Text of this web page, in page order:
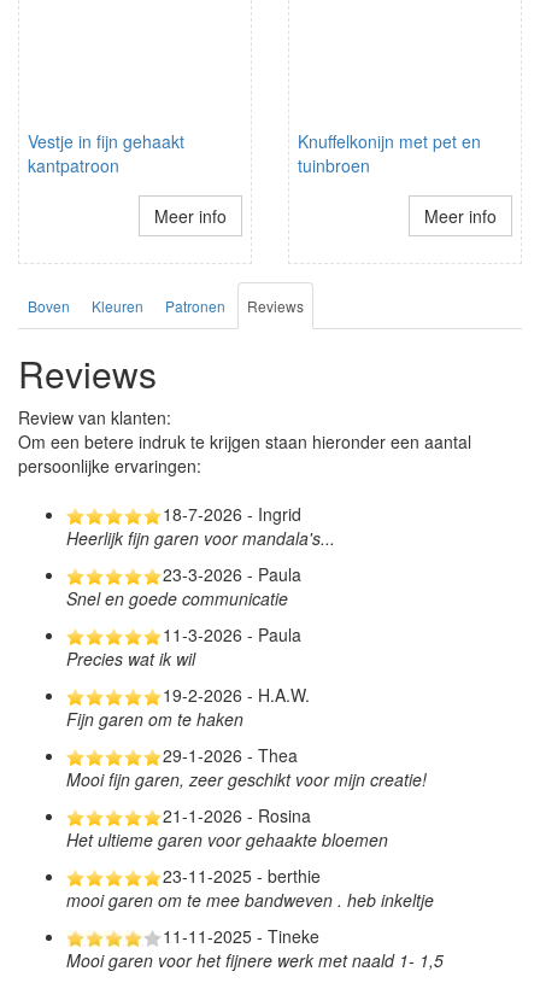
Vestje in fijn gehaakt
kantpatroon
Meer info
Knuffelkonijn met pet en
tuinbroen
Meer info
Boven Kleuren Patronen Reviews
Reviews
Review van klanten:
Om een betere indruk te krijgen staan hieronder een aantal
persoonlijke ervaringen:
18-7-2026 - Ingrid
Heerlijk fijn garen voor mandala's...
23-3-2026 - Paula
Snel en goede communicatie
11-3-2026 - Paula
Precies wat ik wil
19-2-2026 - H.A.W.
Fijn garen om te haken
29-1-2026 - Thea
Mooi fijn garen, zeer geschikt voor mijn creatie!
21-1-2026 - Rosina
Het ultieme garen voor gehaakte bloemen
23-11-2025 - berthie
mooi garen om te mee bandweven . heb inkeltje
11-11-2025 - Tineke
Mooi garen voor het fijnere werk met naald 1- 1,5